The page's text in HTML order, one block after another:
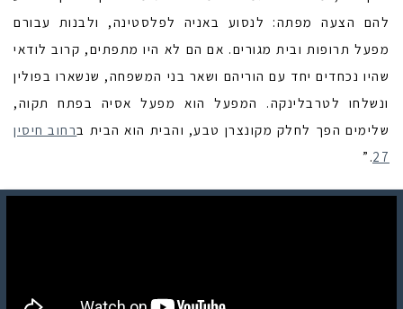
להם הצעה מפתה: לנסוע באניה לפלסטינה, ולבנות עבורם
מפעל תרופות ובית מגורים. אם הם לא היו מתפתים, קרוב לודאי
שהיו נכחדים יחד עם הוריהם ושאר בני המשפחה, שנשארו בפולין
ונשלחו לטרבלינקה. המפעל הוא מפעל אסיה בפתח תקוה,
שלימים הפך לחלק מקונצרן טבע, והבית הוא הבית ברחוב חיסין
27
.”